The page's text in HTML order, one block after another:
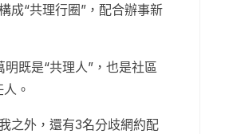
成“共理行圈”，配合辦事新
明既是“共理人”，也是社區
。
之外，還有3名分歧網約配